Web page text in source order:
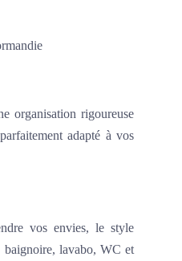
organisation rigoureuse
adapté à vos
vos envies, le style
baignoire, lavabo, WC et